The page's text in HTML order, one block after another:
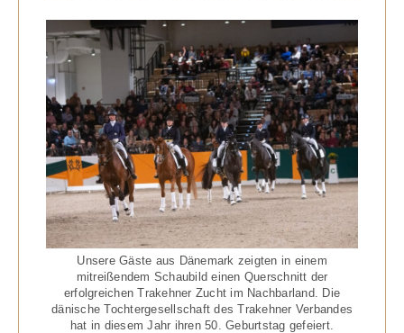
Unsere Gäste aus Dänemark zeigten in einem
mitreißendem Schaubild einen Querschnitt der
erfolgreichen Trakehner Zucht im Nachbarland. Die
dänische Tochtergesellschaft des Trakehner Verbandes
hat in diesem Jahr ihren 50. Geburtstag gefeiert.